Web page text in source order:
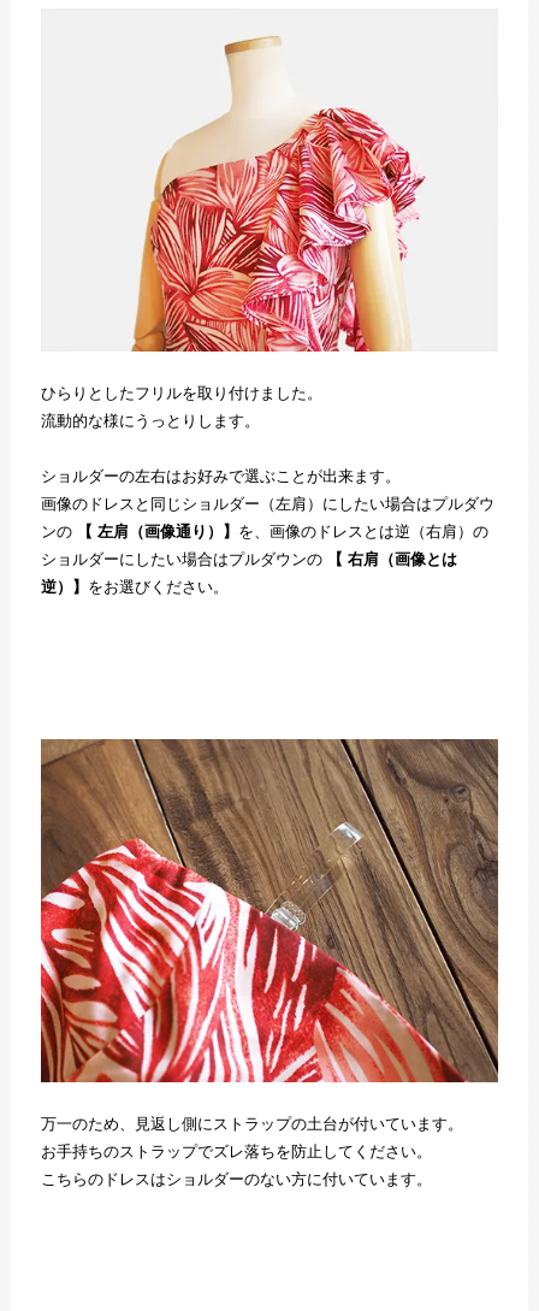
ひらりとしたフリルを取り付けました。
流動的な様にうっとりします。
ショルダーの左右はお好みで選ぶことが出来ます。
画像のドレスと同じショルダー（左肩）にしたい場合はプルダウ
ンの【 左肩（画像通り）】 を、画像のドレスとは逆（右肩）の
ショルダーにしたい場合はプルダウンの【 右肩（画像とは
逆）】 をお選びください。
万一のため、見返し側にストラップの土台が付いています。
お手持ちのストラップでズレ落ちを防止してください。
こちらのドレスはショルダーのない方に付いています。